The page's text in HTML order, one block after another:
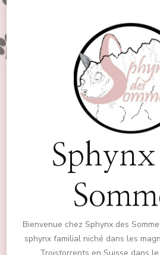
Sphynx
Bienvenue chez Sphynx des
sphynx familial niché dans les